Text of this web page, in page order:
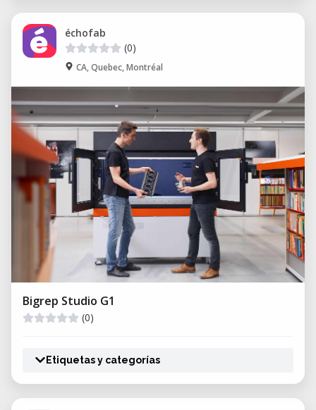
échofab
(0)
CA, Quebec, Montréal
Bigrep Studio G1
(0)
Etiquetas y categorías